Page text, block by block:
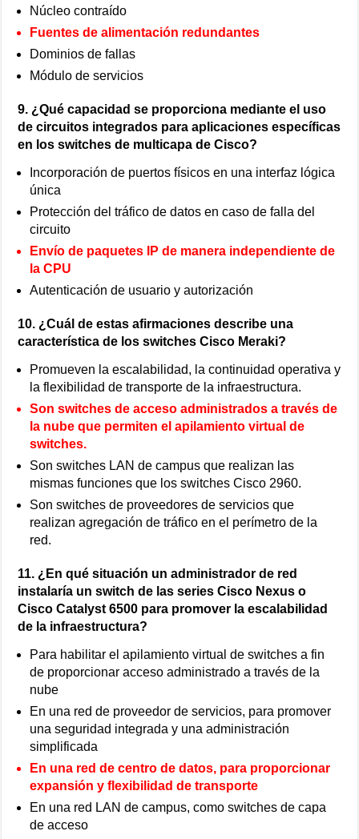
Núcleo contraído
Fuentes de alimentación redundantes
Dominios de fallas
Módulo de servicios
9. ¿Qué capacidad se proporciona mediante el uso
de circuitos integrados para aplicaciones específicas
en los switches de multicapa de Cisco?
Incorporación de puertos físicos en una interfaz lógica
única
Protección del tráfico de datos en caso de falla del
circuito
Envío de paquetes IP de manera independiente de
la CPU
Autenticación de usuario y autorización
10. ¿Cuál de estas afirmaciones describe una
característica de los switches Cisco Meraki?
Promueven la escalabilidad, la continuidad operativa y
la flexibilidad de transporte de la infraestructura.
Son switches de acceso administrados a través de
la nube que permiten el apilamiento virtual de
switches.
Son switches LAN de campus que realizan las
mismas funciones que los switches Cisco 2960.
Son switches de proveedores de servicios que
realizan agregación de tráfico en el perímetro de la
red.
11. ¿En qué situación un administrador de red
instalaría un switch de las series Cisco Nexus o
Cisco Catalyst 6500 para promover la escalabilidad
de la infraestructura?
Para habilitar el apilamiento virtual de switches a fin
de proporcionar acceso administrado a través de la
nube
En una red de proveedor de servicios, para promover
una seguridad integrada y una administración
simplificada
En una red de centro de datos, para proporcionar
expansión y flexibilidad de transporte
En una red LAN de campus, como switches de capa
de acceso